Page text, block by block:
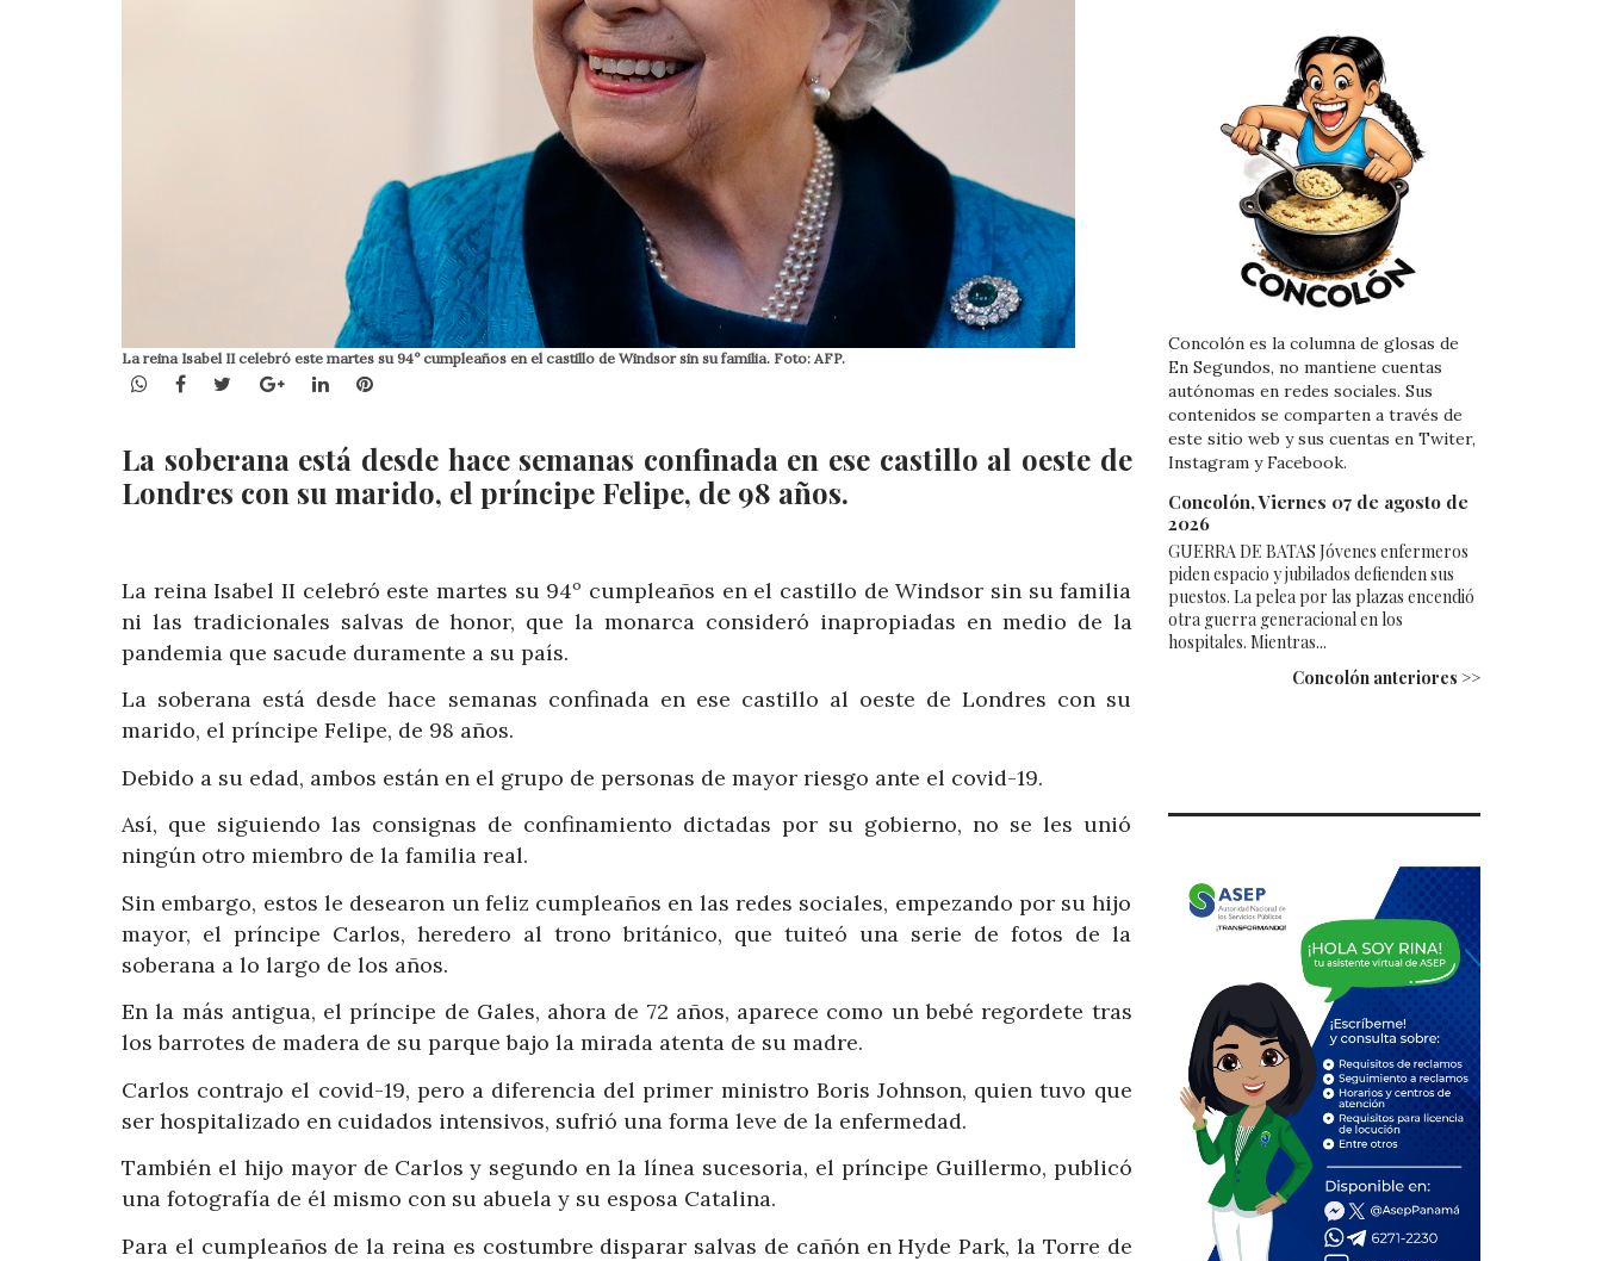
La reina Isabel II celebró este martes su 94º cumpleaños en el castillo de Windsor sin su familia. Foto: AFP.
WhatsApp
Facebook
TwitterGoogle+LinkedInPinterest
La soberana está desde hace semanas confinada en ese castillo al oeste de
Londres con su marido, el príncipe Felipe, de 98 años.
La reina Isabel II celebró este martes su 94º cumpleaños en el castillo de Windsor sin su familia
ni las tradicionales salvas de honor, que la monarca consideró inapropiadas en medio de la
pandemia que sacude duramente a su país.
La soberana está desde hace semanas confinada en ese castillo al oeste de Londres con su
marido, el príncipe Felipe, de 98 años.
Debido a su edad, ambos están en el grupo de personas de mayor riesgo ante el covid-19.
Así, que siguiendo las consignas de confinamiento dictadas por su gobierno, no se les unió
ningún otro miembro de la familia real.
Sin embargo, estos le desearon un feliz cumpleaños en las redes sociales, empezando por su hijo
mayor, el príncipe Carlos, heredero al trono británico, que tuiteó una serie de fotos de la
soberana a lo largo de los años.
En la más antigua, el príncipe de Gales, ahora de 72 años, aparece como un bebé regordete tras
los barrotes de madera de su parque bajo la mirada atenta de su madre.
Carlos contrajo el covid-19, pero a diferencia del primer ministro Boris Johnson, quien tuvo que
ser hospitalizado en cuidados intensivos, sufrió una forma leve de la enfermedad.
También el hijo mayor de Carlos y segundo en la línea sucesoria, el príncipe Guillermo, publicó
una fotografía de él mismo con su abuela y su esposa Catalina.
Para el cumpleaños de la reina es costumbre disparar salvas de cañón en Hyde Park, la Torre de
Concolón es la columna de glosas de
En Segundos, no mantiene cuentas
autónomas en redes sociales. Sus
contenidos se comparten a través de
este sitio web y sus cuentas en Twiter,
Instagram y Facebook.
Concolón, Viernes 07 de agosto de
2026
GUERRA DE BATAS Jóvenes enfermeros
piden espacio y jubilados defienden sus
puestos. La pelea por las plazas encendió
otra guerra generacional en los
hospitales. Mientras...
Concolón anteriores >>